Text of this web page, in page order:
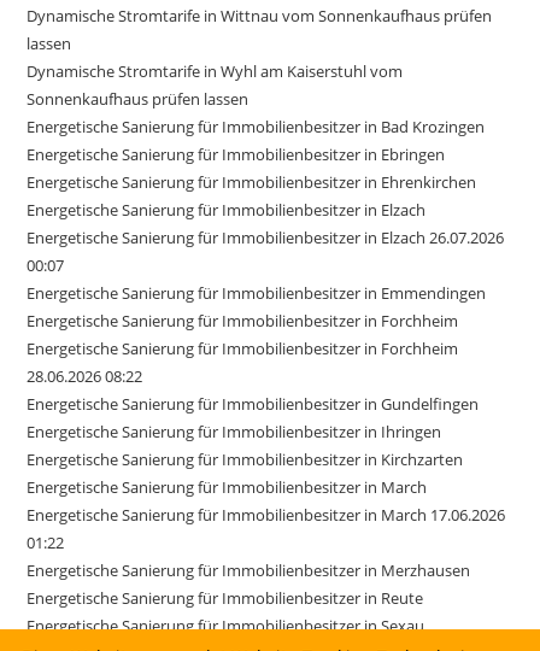
Dynamische Stromtarife in Wittnau vom Sonnenkaufhaus prüfen
lassen
Dynamische Stromtarife in Wyhl am Kaiserstuhl vom
Sonnenkaufhaus prüfen lassen
Energetische Sanierung für Immobilienbesitzer in Bad Krozingen
Energetische Sanierung für Immobilienbesitzer in Ebringen
Energetische Sanierung für Immobilienbesitzer in Ehrenkirchen
Energetische Sanierung für Immobilienbesitzer in Elzach
Energetische Sanierung für Immobilienbesitzer in Elzach 26.07.2026
00:07
Energetische Sanierung für Immobilienbesitzer in Emmendingen
Energetische Sanierung für Immobilienbesitzer in Forchheim
Energetische Sanierung für Immobilienbesitzer in Forchheim
28.06.2026 08:22
Energetische Sanierung für Immobilienbesitzer in Gundelfingen
Energetische Sanierung für Immobilienbesitzer in Ihringen
Energetische Sanierung für Immobilienbesitzer in Kirchzarten
Energetische Sanierung für Immobilienbesitzer in March
Energetische Sanierung für Immobilienbesitzer in March 17.06.2026
01:22
Energetische Sanierung für Immobilienbesitzer in Merzhausen
Energetische Sanierung für Immobilienbesitzer in Reute
Energetische Sanierung für Immobilienbesitzer in Sexau